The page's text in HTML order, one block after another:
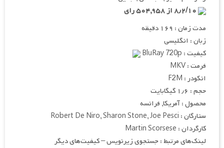
مدت زمان : ۱۶۹ دقیقه
زبان : انگلیسی
کیفیت : BluRay 720p
فرمت : MKV
انکودر : F2M
حجم : ۱٫۶ گیگابایت
محصول : آمریکا, فرانسه
ستارگان : Robert De Niro, Sharon Stone, Joe Pesci
کارگردان : Martin Scorsese
لینک‌های مرتبط : جستجوی زیرنویس – کیفیت‌های دیگر